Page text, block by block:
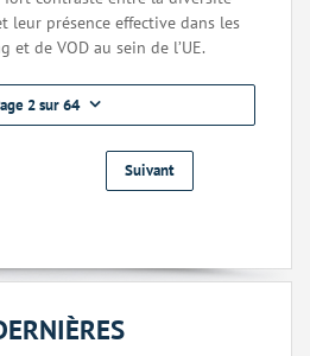
leur présence effective dans les
et de VOD au sein de l’UE.
2 sur 64
Suivant